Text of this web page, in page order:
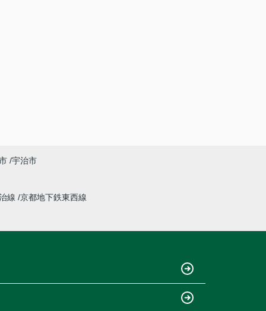
宇治市
線 京都地下鉄東西線